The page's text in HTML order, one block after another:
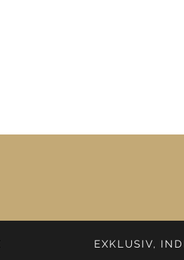
EXKLUSIV,